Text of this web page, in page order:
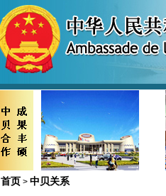
首页 > 中贝关系